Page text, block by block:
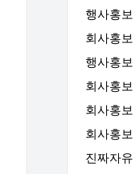
행사홍보
회사홍보
행사홍보
회사홍보
회사홍보
회사홍보
진짜자유